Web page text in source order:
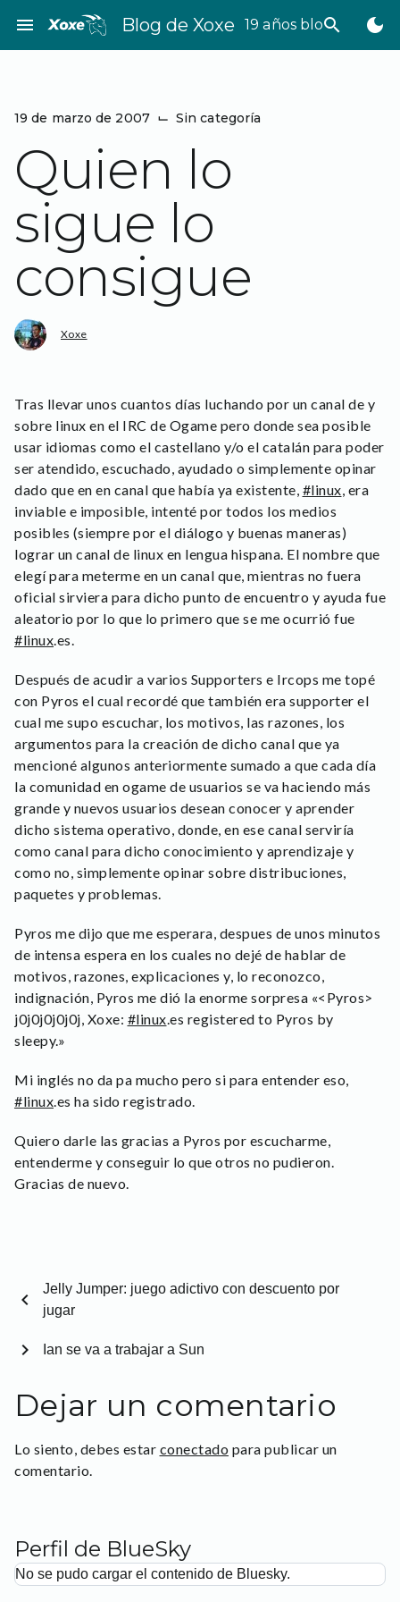
contenido
menu Blog de Xoxe 19 años bloggeando
search dark_mode
19 de marzo de 2007 ⌙ Sin categoría
Quien lo
sigue lo
consigue
Xoxe
Tras llevar unos cuantos días luchando por un canal de y
sobre linux en el IRC de Ogame pero donde sea posible
usar idiomas como el castellano y/o el catalán para poder
ser atendido, escuchado, ayudado o simplemente opinar
dado que en en canal que había ya existente, #linux, era
inviable e imposible, intenté por todos los medios
posibles (siempre por el diálogo y buenas maneras)
lograr un canal de linux en lengua hispana. El nombre que
elegí para meterme en un canal que, mientras no fuera
oficial sirviera para dicho punto de encuentro y ayuda fue
aleatorio por lo que lo primero que se me ocurrió fue
#linux.es.
Después de acudir a varios Supporters e Ircops me topé
con Pyros el cual recordé que también era supporter el
cual me supo escuchar, los motivos, las razones, los
argumentos para la creación de dicho canal que ya
mencioné algunos anteriormente sumado a que cada día
la comunidad en ogame de usuarios se va haciendo más
grande y nuevos usuarios desean conocer y aprender
dicho sistema operativo, donde, en ese canal serviría
como canal para dicho conocimiento y aprendizaje y
como no, simplemente opinar sobre distribuciones,
paquetes y problemas.
Pyros me dijo que me esperara, despues de unos minutos
de intensa espera en los cuales no dejé de hablar de
motivos, razones, explicaciones y, lo reconozco,
indignación, Pyros me dió la enorme sorpresa «<Pyros>
j0j0j0j0j0j, Xoxe: #linux.es registered to Pyros by
sleepy.»
Mi inglés no da pa mucho pero si para entender eso,
#linux.es ha sido registrado.
Quiero darle las gracias a Pyros por escucharme,
entenderme y conseguir lo que otros no pudieron.
Gracias de nuevo.
chevron_left
Jelly Jumper: juego adictivo con descuento por
jugar
Ian se va a trabajar a Sun
chevron_right
Dejar un comentario
Lo siento, debes estar conectado para publicar un
comentario.
Perfil de BlueSky
No se pudo cargar el contenido de Bluesky.